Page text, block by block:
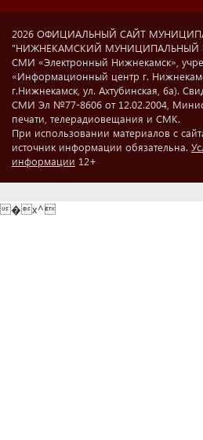
2026 ОФИЦИАЛЬНЫЙ САЙТ
"НИЖНЕКАМСКИЙ МУНИЦИПАЛЬНЫЙ
СМИ «Электронный Нижнекамск»,
«Информационный центр г.
г.Нижнекамск, ул. Ахтубинская, 6а).
СМИ Эл №77-8606 от 12.02.2004,
печати, телерадиовещания и СМК.
При использовании материалов с
источник информации обязательна.
информации 12+
�x^